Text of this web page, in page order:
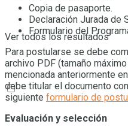
Ver todos los resultados
Copia de pasaporte.
Declaración Jurada de
Formulario del
Para postularse se debe
archivo PDF (tamaño
mencionada anteriormente
debe titular el documento
siguiente formulario de
Evaluación y selección